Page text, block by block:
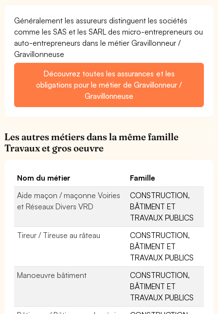
Généralement les assureurs distinguent les sociétés
comme les SAS et les SARL des micro-entrepreneurs ou
auto-entrepreneurs dans le métier Gravillonneur /
Gravillonneuse
Découvrez toutes les assurances et les
obligations pour le métier de Gravillonneur /
Gravillonneuse
Les autres métiers dans la même famille
Travaux et gros oeuvre
Nom du métier
Famille
Aide maçon / maçonne Voiries
et Réseaux Divers VRD
CONSTRUCTION,
BÂTIMENT ET
TRAVAUX PUBLICS
Tireur / Tireuse au râteau
CONSTRUCTION,
BÂTIMENT ET
TRAVAUX PUBLICS
Manoeuvre bâtiment
CONSTRUCTION,
BÂTIMENT ET
TRAVAUX PUBLICS